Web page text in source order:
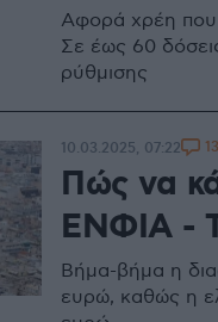
Αφορά χρέη που
Σε έως 60
ρύθμισης
Πώς να
ΕΝΦΙΑ -
Βήμα-βήμα η
ευρώ, καθώς η
10.03.2025, 07:22 13